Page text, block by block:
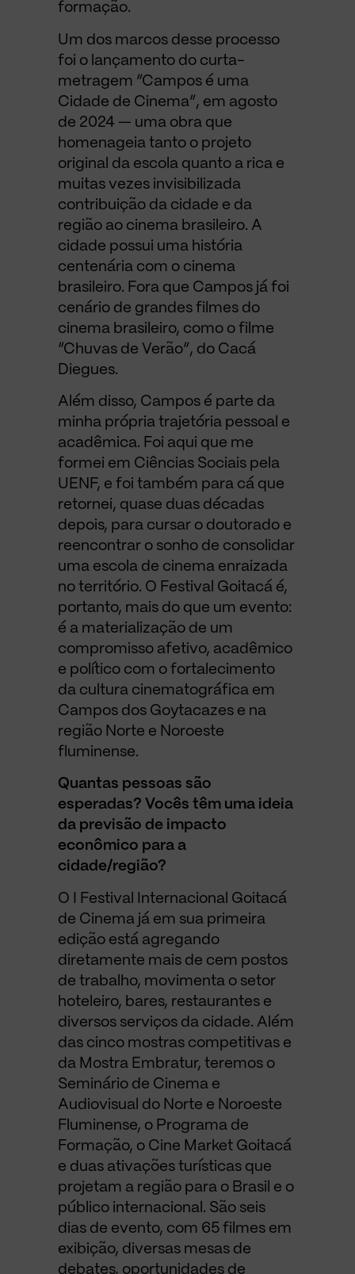
formação.
Um dos marcos desse processo
foi o lançamento do curta-
metragem “Campos é uma
Cidade de Cinema”, em agosto
de 2024 — uma obra que
homenageia tanto o projeto
original da escola quanto a rica e
muitas vezes invisibilizada
contribuição da cidade e da
região ao cinema brasileiro. A
cidade possui uma história
centenária com o cinema
brasileiro. Fora que Campos já foi
cenário de grandes filmes do
cinema brasileiro, como o filme
“Chuvas de Verão”, do Cacá
Diegues.
Além disso, Campos é parte da
minha própria trajetória pessoal e
acadêmica. Foi aqui que me
formei em Ciências Sociais pela
UENF, e foi também para cá que
retornei, quase duas décadas
depois, para cursar o doutorado e
reencontrar o sonho de consolidar
uma escola de cinema enraizada
no território. O Festival Goitacá é,
portanto, mais do que um evento:
é a materialização de um
compromisso afetivo, acadêmico
e político com o fortalecimento
da cultura cinematográfica em
Campos dos Goytacazes e na
região Norte e Noroeste
fluminense.
Quantas pessoas são
esperadas? Vocês têm uma ideia
da previsão de impacto
econômico para a
cidade/região?
O I Festival Internacional Goitacá
de Cinema já em sua primeira
edição está agregando
diretamente mais de cem postos
de trabalho, movimenta o setor
hoteleiro, bares, restaurantes e
diversos serviços da cidade. Além
das cinco mostras competitivas e
da Mostra Embratur, teremos o
Seminário de Cinema e
Audiovisual do Norte e Noroeste
Fluminense, o Programa de
Formação, o Cine Market Goitacá
e duas ativações turísticas que
projetam a região para o Brasil e o
público internacional. São seis
dias de evento, com 65 filmes em
exibição, diversas mesas de
debates, oportunidades de